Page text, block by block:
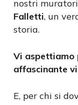
nostri
Falletti, un
storia.
Vi aspettiamo
affascinante
E, per chi si